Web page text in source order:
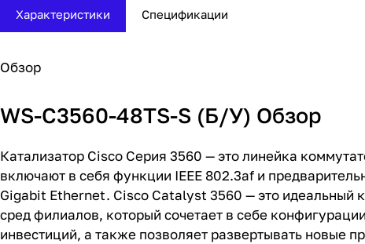
Характеристики Спецификации
Обзор
WS-C3560-48TS-S (Б/У) Обзор
Катализатор Cisco Серия 3560 — это линейка
включают в себя функции IEEE 802.3af и
Gigabit Ethernet. Cisco Catalyst 3560 — это идеальный
сред филиалов, который сочетает в себе
инвестиций, а также позволяет развертывать новые